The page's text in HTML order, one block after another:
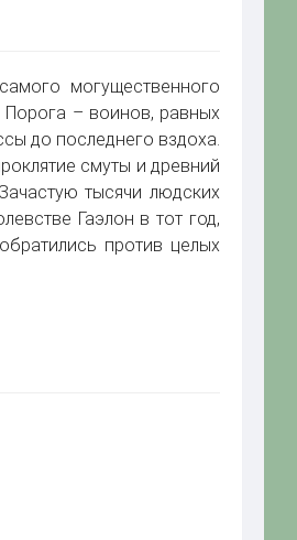
могущественного
Порога – воинов, равных
до последнего вздоха.
смуты и древний
тысячи людских
Гаэлон в тот год,
против целых